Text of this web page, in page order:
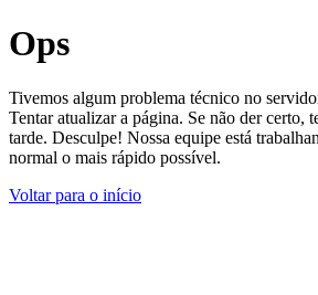
Ops
Tivemos algum problema técnico no
Tentar atualizar a página. Se não der certo,
tarde. Desculpe! Nossa equipe está
normal o mais rápido possível.
Voltar para o início